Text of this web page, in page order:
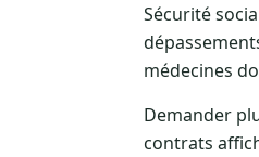
Sécurité
médecines
Demander
contrats